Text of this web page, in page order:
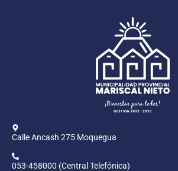
Calle Ancash 275 Moquegua
053-458000 (Central Telefónica)